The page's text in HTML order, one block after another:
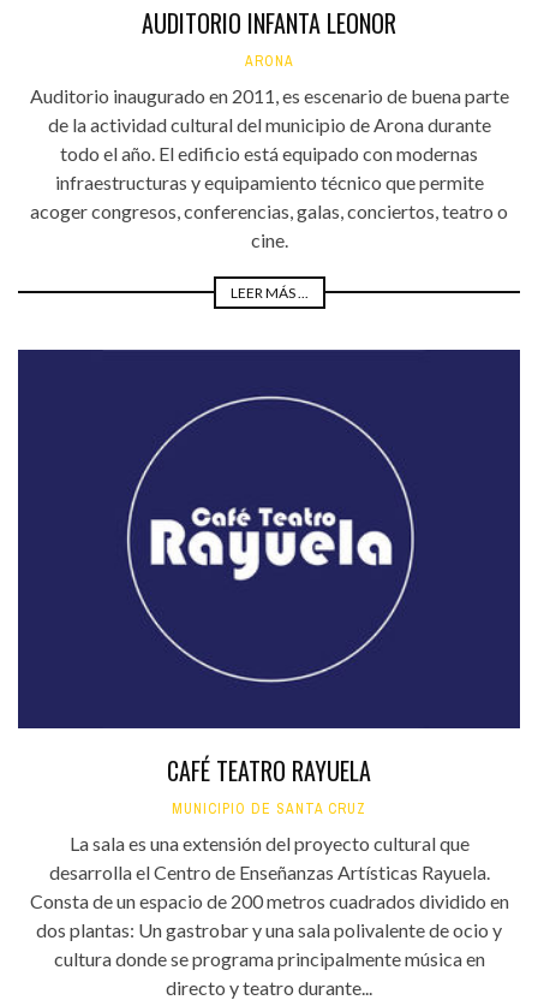
AUDITORIO INFANTA LEONOR
ARONA
Auditorio inaugurado en 2011, es escenario de buena parte
de la actividad cultural del municipio de Arona durante
todo el año. El edificio está equipado con modernas
infraestructuras y equipamiento técnico que permite
acoger congresos, conferencias, galas, conciertos, teatro o
cine.
LEER MÁS ...
CAFÉ TEATRO RAYUELA
MUNICIPIO DE SANTA CRUZ
La sala es una extensión del proyecto cultural que
desarrolla el Centro de Enseñanzas Artísticas Rayuela.
Consta de un espacio de 200 metros cuadrados dividido en
dos plantas: Un gastrobar y una sala polivalente de ocio y
cultura donde se programa principalmente música en
directo y teatro durante...